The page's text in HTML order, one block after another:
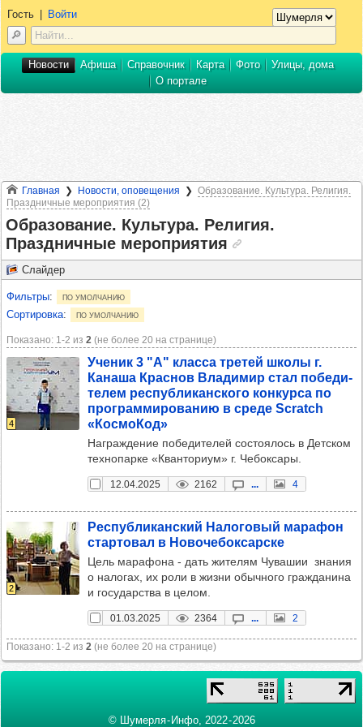
Главная Новости, оповещения
Образование. Культура. Религия.
Праздничные мероприятия (2)
Образование. Культура. Религия.
Праздничные мероприятия
Слайдер
Фильтры: по умолчанию
Сортировка: по умолчанию
Показано: 1‑2 из 2 (не более 20 на странице)
4
Уче­ник 3 "А" класса тре­тей школы г.
Канаша Крас­нов Вла­ди­мир стал побе­ди­
те­лем рес­пуб­ли­кан­ского кон­курса по
прог­рам­ми­ро­ва­нию в среде Scratch
«Кос­мо­Код»
Награждение победителей состоялось в Детском
технопарке «Кванториум» г. Чебоксары.
12.04.2025 2162 ... 4
2
Рес­пуб­ли­кан­ский Нало­го­вый мара­фон
стар­то­вал в Ново­че­бок­сар­ске
Цель марафона - дать жителям Чувашии знания
о налогах, их роли в жизни обычного гражданина
и государства в целом.
01.03.2025 2364 ... 2
Показано: 1‑2 из 2 (не более 20 на странице)
Гость| Войти
Новости Афиша Справочник Карта Фото
Улицы, дома
О портале
© Шумерля - Инфо, 2022 ‑ 2026